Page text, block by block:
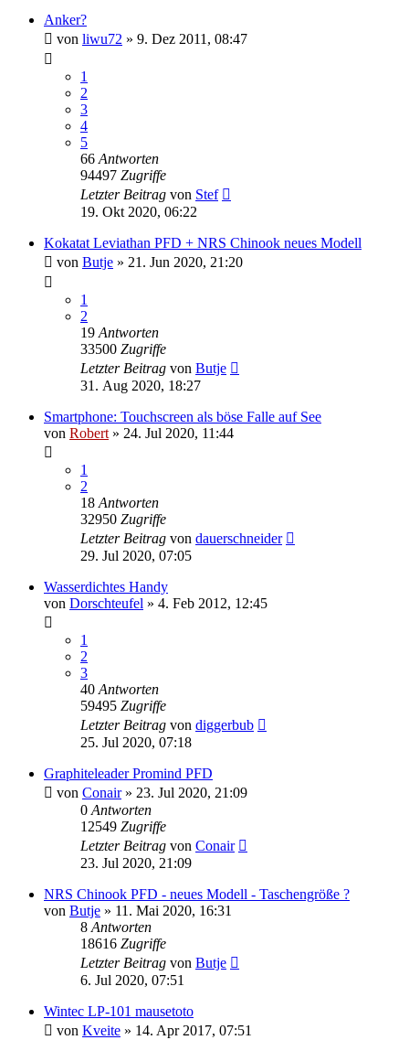
Anker?
von liwu72 » 9. Dez 2011, 08:47
1
2
3
4
5
66 Antworten
94497 Zugriffe
Letzter Beitrag von Stef
19. Okt 2020, 06:22
Kokatat Leviathan PFD + NRS Chinook neues Modell
von Butje » 21. Jun 2020, 21:20
1
2
19 Antworten
33500 Zugriffe
Letzter Beitrag von Butje
31. Aug 2020, 18:27
Smartphone: Touchscreen als böse Falle auf See
von Robert » 24. Jul 2020, 11:44
1
2
18 Antworten
32950 Zugriffe
Letzter Beitrag von dauerschneider
29. Jul 2020, 07:05
Wasserdichtes Handy
von Dorschteufel » 4. Feb 2012, 12:45
1
2
3
40 Antworten
59495 Zugriffe
Letzter Beitrag von diggerbub
25. Jul 2020, 07:18
Graphiteleader Promind PFD
von Conair» 23. Jul 2020, 21:09
0 Antworten
12549 Zugriffe
Letzter Beitrag von Conair
23. Jul 2020, 21:09
NRS Chinook PFD - neues Modell - Taschengröße ?
von Butje » 11. Mai 2020, 16:31
8 Antworten
18616 Zugriffe
Letzter Beitrag von Butje
6. Jul 2020, 07:51
Wintec LP-101 mausetoto
von Kveite » 14. Apr 2017, 07:51